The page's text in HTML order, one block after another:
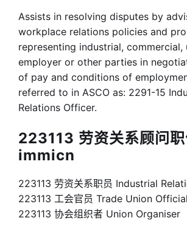
Assists in resolving disputes by
workplace relations policies and
representing industrial, commercial,
employer or other parties in
of pay and conditions of
referred to in ASCO as: 2291-15
Relations Officer.
223113 劳资关系顾问
immicn
223113 劳资关系职员 Industrial
223113 工会官员 Trade Union Official
223113 协会组织者 Union Organiser